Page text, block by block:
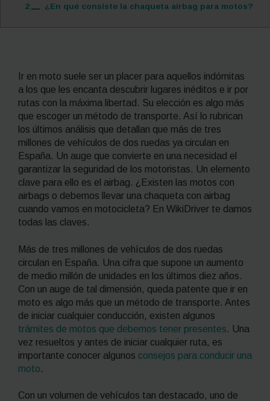
2
¿En qué consiste la chaqueta airbag para motos?
Ir en moto suele ser un placer para aquellos indómitas
a los que les encanta descubrir lugares inéditos e ir por
rutas con la máxima libertad. Su elección es algo más
que escoger un método de transporte. Así lo rubrican
los últimos análisis que detallan que más de tres
millones de vehículos de dos ruedas ya circulan en
España. Un auge que convierte en una necesidad el
garantizar la seguridad de los motoristas. Un elemento
clave para ello es el airbag. ¿Existen las motos con
airbags o debemos llevar una chaqueta con airbag
cuando vamos en motocicleta? En WikiDriver te damos
todas las claves.
Más de tres millones de vehículos de dos ruedas
circulan en España. Una cifra que supone un aumento
de medio millón de unidades en los últimos diez años.
Con un auge de tal dimensión, queda patente que ir en
moto es algo más que un método de transporte. Antes
de iniciar cualquier conducción, existen algunos
trámites de motos que debemos tener presentes. Una
vez resueltos y antes de iniciar cualquier ruta, es
importante conocer algunos consejos para conducir una
moto.
Con un volumen de vehículos tan destacado, uno de